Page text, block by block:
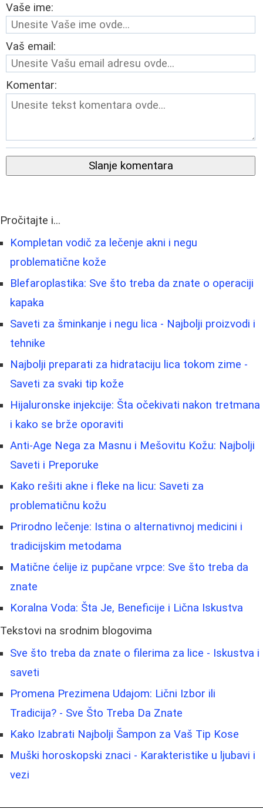
Vaše ime:
Vaš email:
Komentar:
Slanje komentara
Pročitajte i...
Kompletan vodič za lečenje akni i negu
problematične kože
Blefaroplastika: Sve što treba da znate o operaciji
kapaka
Saveti za šminkanje i negu lica - Najbolji proizvodi i
tehnike
Najbolji preparati za hidrataciju lica tokom zime -
Saveti za svaki tip kože
Hijaluronske injekcije: Šta očekivati nakon tretmana
i kako se brže oporaviti
Anti-Age Nega za Masnu i Mešovitu Kožu: Najbolji
Saveti i Preporuke
Kako rešiti akne i fleke na licu: Saveti za
problematičnu kožu
Prirodno lečenje: Istina o alternativnoj medicini i
tradicijskim metodama
Matične ćelije iz pupčane vrpce: Sve što treba da
znate
Koralna Voda: Šta Je, Beneficije i Lična Iskustva
Tekstovi na srodnim blogovima
Sve što treba da znate o filerima za lice - Iskustva i
saveti
Promena Prezimena Udajom: Lični Izbor ili
Tradicija? - Sve Što Treba Da Znate
Kako Izabrati Najbolji Šampon za Vaš Tip Kose
Muški horoskopski znaci - Karakteristike u ljubavi i
vezi